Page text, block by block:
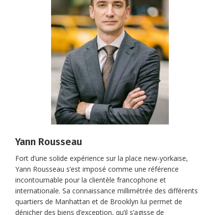
Yann Rousseau
Fort d’une solide expérience sur la place new-yorkaise,
Yann Rousseau s’est imposé comme une référence
incontournable pour la clientèle francophone et
internationale. Sa connaissance millimétrée des différents
quartiers de Manhattan et de Brooklyn lui permet de
dénicher des biens d’exception, qu’il s’agisse de